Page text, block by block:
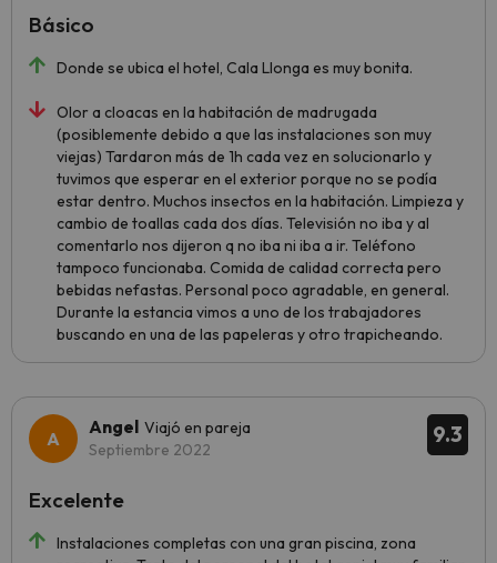
Donde se ubica el hotel, Cala Llonga es muy bonita.
Olor a cloacas en la habitación de madrugada
(posiblemente debido a que las instalaciones son muy
viejas) Tardaron más de 1h cada vez en solucionarlo y
tuvimos que esperar en el exterior porque no se podía
estar dentro. Muchos insectos en la habitación. Limpieza y
cambio de toallas cada dos días. Televisión no iba y al
comentarlo nos dijeron q no iba ni iba a ir. Teléfono
tampoco funcionaba. Comida de calidad correcta pero
bebidas nefastas. Personal poco agradable, en general.
Durante la estancia vimos a uno de los trabajadores
buscando en una de las papeleras y otro trapicheando.
Básico
9.3
Angel Viajó en pareja
Septiembre 2022
Instalaciones completas con una gran piscina, zona
Excelente